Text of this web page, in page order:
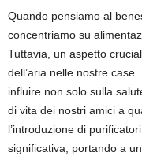
Quando pensiamo al
concentriamo su
Tuttavia, un aspetto
dell’aria nelle nostre
influire non solo sulla
di vita dei nostri amici a
l’introduzione di
significativa, portando a